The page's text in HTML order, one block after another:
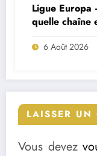
Ligue
quelle chaîne
match ?
6 Août 2026
LAISSER UN
Vous devez